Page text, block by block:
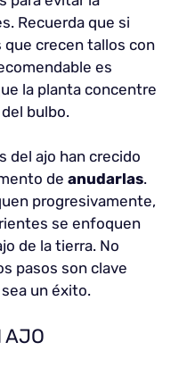
Recuerda que si
crecen tallos con
es
la planta concentre
bulbo.
del ajo han crecido
de anudarlas.
progresivamente,
se enfoquen
de la tierra. No
pasos son clave
un éxito.
AJO